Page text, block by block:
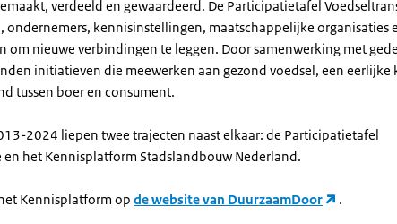
verdeeld en gewaardeerd. De Participatietafel
ondernemers, kennisinstellingen, maatschappelijke organisaties
om nieuwe verbindingen te leggen. Door samenwerking met
initiatieven die meewerken aan gezond voedsel, een eerlijke
tussen boer en consument.
2024 liepen twee trajecten naast elkaar: de Participatietafel
en het Kennisplatform Stadslandbouw Nederland.
Kennisplatform op de website van DuurzaamDoor .